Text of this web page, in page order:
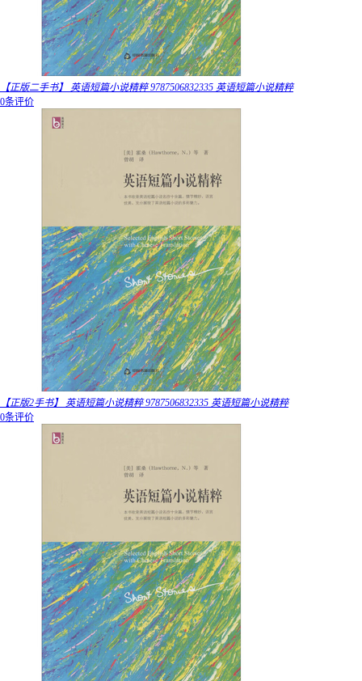
【正版二手书】 英语短篇小说精粹 9787506832335 英语短篇小说精粹
0条评价
【正版2手书】 英语短篇小说精粹 9787506832335 英语短篇小说精粹
0条评价